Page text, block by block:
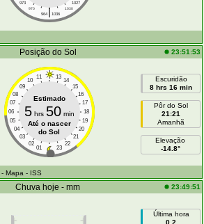
973
1027
970
1030
|
964 1036
Posição do Sol 23:51:53
11 13
10
14
09
15
08
16
07
17
06
18
05
19
04
20
03
21
02
22
01 23
Estimado
5hrs 50min
Até o nascer
do Sol
Escuridão
8 hrs 16 min
Pôr do Sol
21:21
Amanhã
Elevação
-14.8°
- Mapa - ISS
Chuva hoje - mm 23:49:51
Última hora
0.2